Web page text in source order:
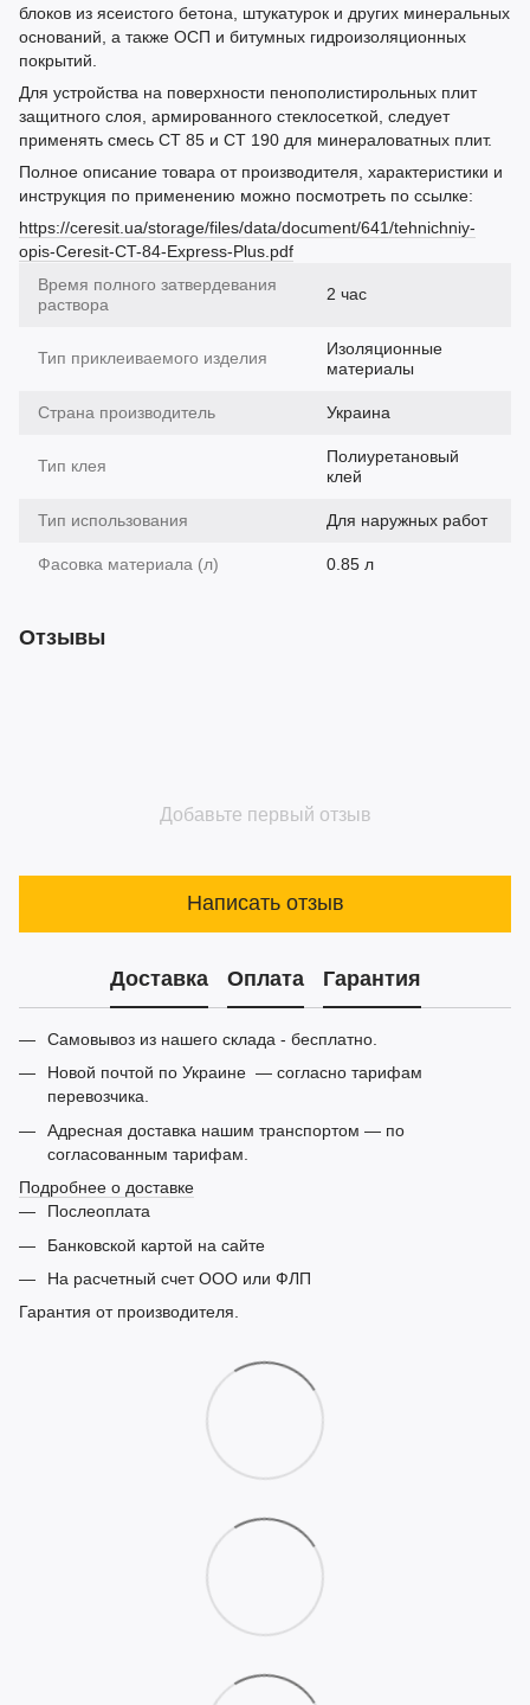
блоков из ясеистого бетона, штукатурок и других минеральных
оснований, а также OСП и битумных гидроизоляционных
покрытий.
Для устройства на поверхности пенополистирольных плит
защитного слоя, армированного стеклосеткой, следует
применять смесь CT 85 и CT 190 для минераловатных плит.
Полное описание товара от производителя, характеристики и
инструкция по применению можно посмотреть по ссылке:
https://ceresit.ua/storage/files/data/document/641/tehnichniy-
opis-Ceresit-CT-84-Express-Plus.pdf
Время полного затвердевания
раствора
2 час
Тип приклеиваемого изделия
Изоляционные
материалы
Страна производитель Украина
Тип клея
Полиуретановый
клей
Тип использования Для наружных работ
Фасовка материала (л) 0.85 л
Отзывы
Добавьте первый отзыв
Написать отзыв
Доставка Оплата Гарантия
Самовывоз из нашего склада - бесплатно.
Новой почтой по Украине — согласно тарифам
перевозчика.
Адресная доставка нашим транспортом — по
согласованным тарифам.
Подробнее о доставке
Послеоплата
Банковской картой на сайте
На расчетный счет ООО или ФЛП
Гарантия от производителя.